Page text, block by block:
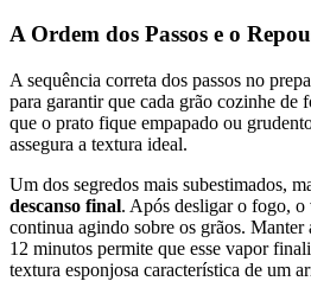
A Ordem dos Passos e o
A sequência correta dos passos no
para garantir que cada grão cozinhe de
que o prato fique empapado ou
assegura a textura ideal.
Um dos segredos mais subestimados,
descanso final. Após desligar o fogo, o
continua agindo sobre os grãos. Manter
12 minutos permite que esse vapor
textura esponjosa característica de um